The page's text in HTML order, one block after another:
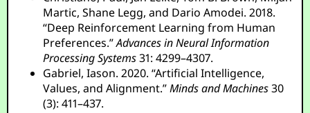
Martic, Shane Legg, and Dario Amodei. 2018.
“Deep Reinforcement Learning from Human
Preferences.”Advances in Neural Information
Processing Systems31: 4299–4307.
Gabriel, Iason. 2020. “Artificial Intelligence,
Values, and Alignment.”Minds and Machines30
(3): 411–437.